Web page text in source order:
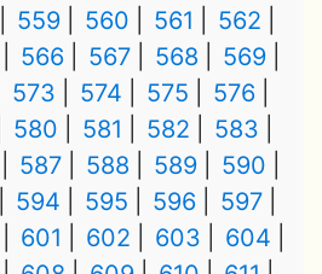
559 560 561
562
566 567 568
569
573 574 575
576
580 581 582
583
587 588 589
590
594 595 596
597
601 602 603
604